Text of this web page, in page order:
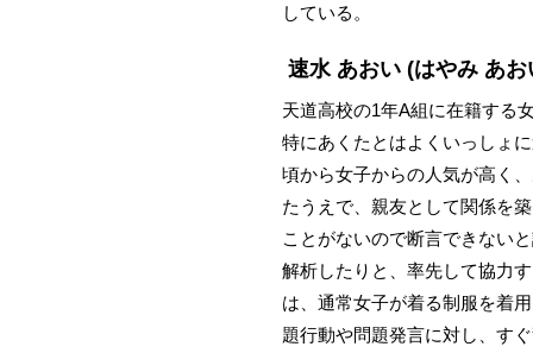
している。
速水 あおい (はやみ あお
天道高校の1年A組に在籍する
特にあくたとはよくいっしょ
頃から女子からの人気が高く
たうえで、親友として関係を
ことがないので断言できない
解析したりと、率先して協力
は、通常女子が着る制服を着
題行動や問題発言に対し、す